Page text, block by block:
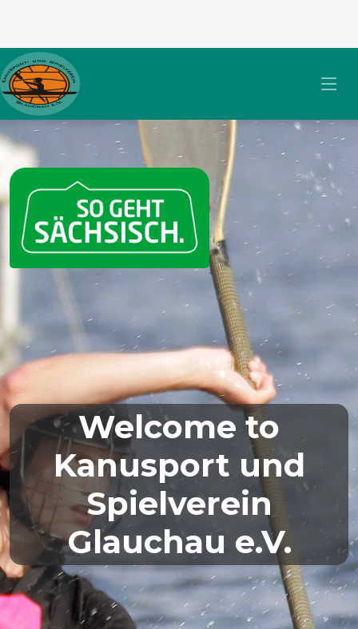
Welcome to
Kanusport und
Spielverein
Glauchau e.V.